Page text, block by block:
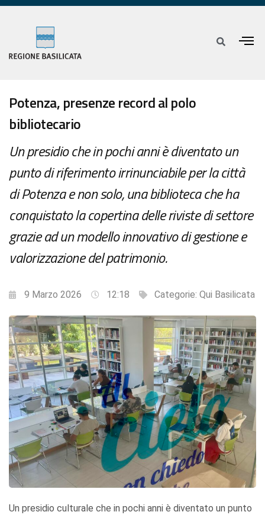
Potenza, presenze record al polo
bibliotecario
Un presidio che in pochi anni è diventato un
punto di riferimento irrinunciabile per la città
di Potenza e non solo, una biblioteca che ha
conquistato la copertina delle riviste di settore
grazie ad un modello innovativo di gestione e
valorizzazione del patrimonio.
9 Marzo 2026 12:18 Categorie: Qui Basilicata
Un presidio culturale che in pochi anni è diventato un punto